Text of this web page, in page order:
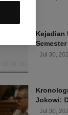
Kejadian
Jul 30,
Jokowi:
Jul 30,